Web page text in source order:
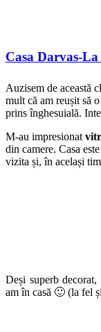
Casa Darvas-La
Auzisem de această
mult că am reușit să
prins înghesuială.
M-au impresionat
din camere. Casa
vizita și, în același
Deși superb decorat,
am în casă 🙂 (la fel